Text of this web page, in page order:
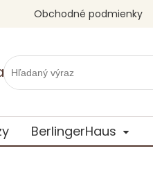
Obchodné podmienky
BerlingerHaus